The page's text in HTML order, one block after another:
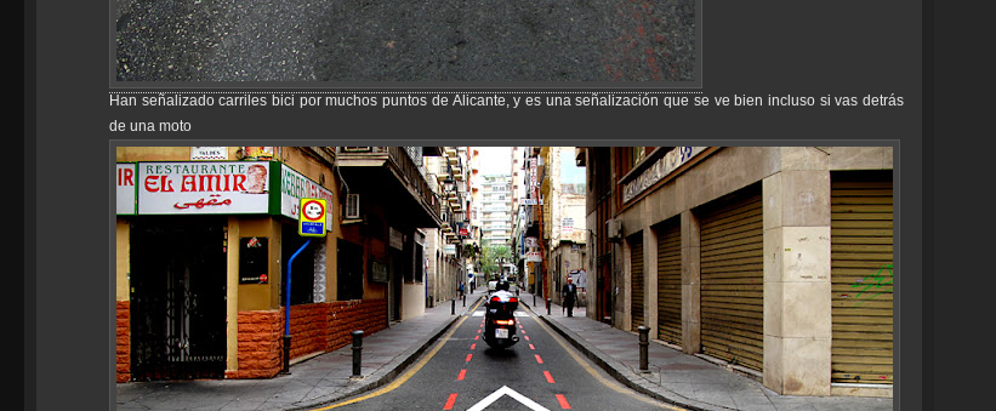
Han señalizado carriles bici por muchos puntos de Alicante, y es una señalización que se ve bien incluso si vas detrás
de una moto